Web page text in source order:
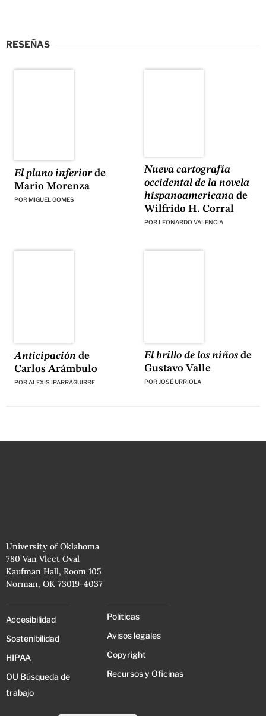
RESEÑAS
El plano inferiorde
Mario Morenza
POR MIGUEL GOMES
Nueva cartografía
occidental de la novela
hispanoamericanade
Wilfrido H. Corral
POR LEONARDO VALENCIA
Anticipaciónde
Carlos Arámbulo
PORALEXIS IPARRAGUIRRE
El brillo de los niñosde
Gustavo Valle
PORJOSÉ URRIOLA
University of Oklahoma
780 Van Vleet Oval
Kaufman Hall, Room 105
Norman, OK 73019-4037
Accesibilidad
Sostenibilidad
HIPAA
OU Búsqueda de
trabajo
Políticas
Avisos legales
Copyright
Recursos y Oficinas